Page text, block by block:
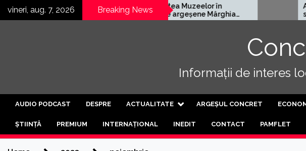
Skipvineri, aug. 7, 2026 Breaking News
a treia
de
Noaptea Muzeelor în
satele argeșene Mârghia
de Jos și Mârghia de Sus
ARGEȘ
succesul
progresului
Informații de interes
AUDIO PODCAST DESPRE ACTUALITATE ARGEȘUL CONCRET
ȘTIINȚĂ PREMIUM INTERNAȚIONAL INEDIT CONTACT PAMFLET